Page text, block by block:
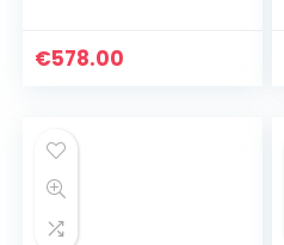
€578.00